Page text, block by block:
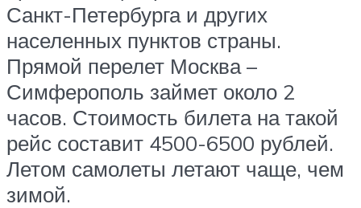
Санкт-Петербурга и других
населенных пунктов страны.
Прямой перелет Москва –
Симферополь займет около 2
часов. Стоимость билета на такой
рейс составит 4500-6500 рублей.
Летом самолеты летают чаще, чем
зимой.